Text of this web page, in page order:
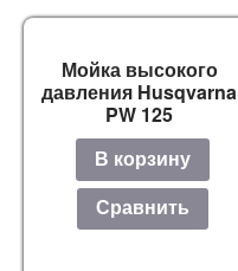
Мойка высокого
давления Husqvarna
PW 125
В корзину
Сравнить